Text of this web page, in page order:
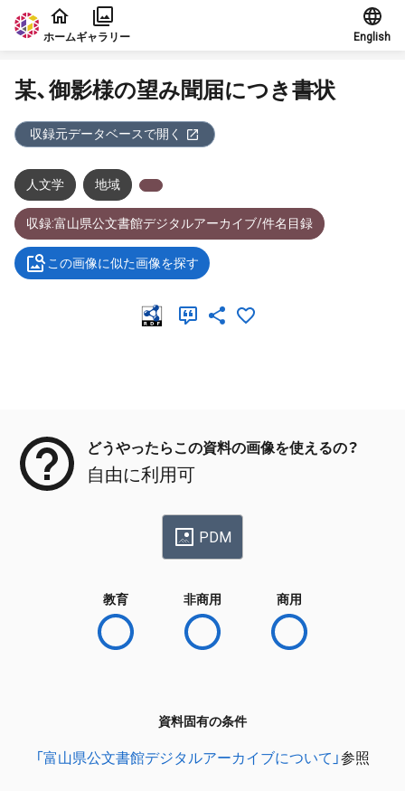
本文に飛ぶ
ホームギャラリー English
某、御影様の望み聞届につき書状
収録元データベースで開く
人文学 地域
収録:富山県公文書館デジタルアーカイブ/件名目録
この画像に似た画像を探す
どうやったらこの資料の画像を使えるの？
自由に利用可
PDM
教育 非商用 商用
資料固有の条件
「富山県公文書館デジタルアーカイブについて」参照